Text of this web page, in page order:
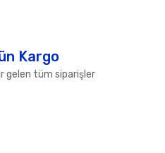
Kargo
gelen tüm siparişler